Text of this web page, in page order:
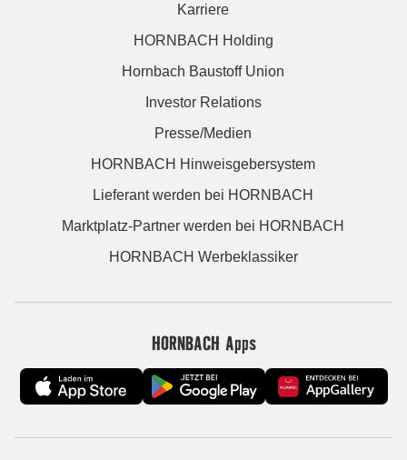
Karriere
HORNBACH Holding
Hornbach Baustoff Union
Investor Relations
Presse/Medien
HORNBACH Hinweisgebersystem
Lieferant werden bei HORNBACH
Marktplatz-Partner werden bei HORNBACH
HORNBACH Werbeklassiker
HORNBACH Apps